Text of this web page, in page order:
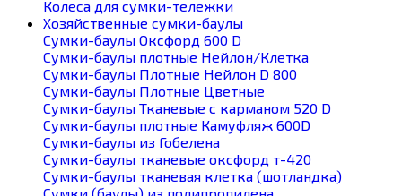
Колеса для сумки-тележки
Хозяйственные сумки-баулы
Сумки-баулы Оксфорд 600 D
Сумки-баулы плотные Нейлон/Клетка
Сумки-баулы Плотные Нейлон D 800
Сумки-баулы Плотные Цветные
Сумки-баулы Тканевые с карманом 520 D
Сумки-баулы плотные Камуфляж 600D
Сумки-баулы из Гобелена
Сумки-баулы тканевые оксфорд т-420
Сумки-баулы тканевая клетка (шотландка)